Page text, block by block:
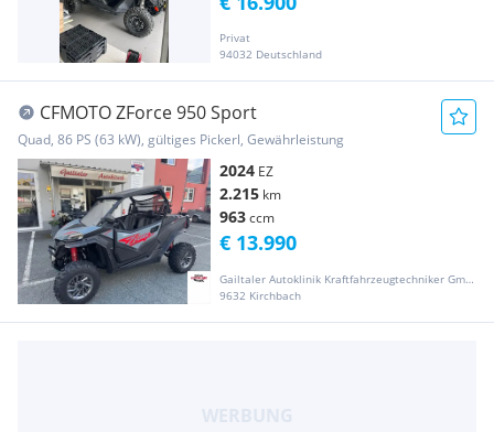
Privat
94032 Deutschland
CFMOTO ZForce 950 Sport
Quad, 86 PS (63 kW), gültiges Pickerl, Gewährleistung
2024 EZ
2.215 km
963ccm
Gailtaler Autoklinik Kraftfahrzeugtechniker GmbH
9632 Kirchbach
€ 13.990